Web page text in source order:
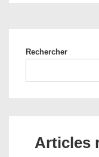
Rechercher
Articles